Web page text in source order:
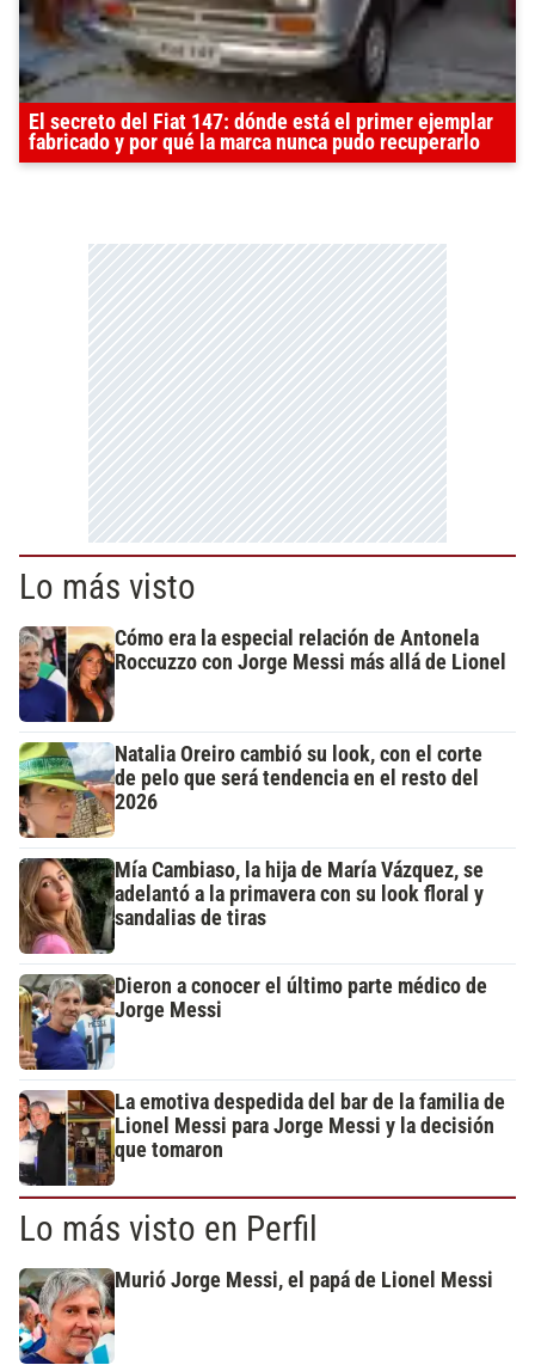
El secreto del Fiat 147: dónde está el primer ejemplar
fabricado y por qué la marca nunca pudo recuperarlo
Lo más visto
Cómo era la especial relación de Antonela
Roccuzzo con Jorge Messi más allá de Lionel
Natalia Oreiro cambió su look, con el corte
de pelo que será tendencia en el resto del
2026
Mía Cambiaso, la hija de María Vázquez, se
adelantó a la primavera con su look floral y
sandalias de tiras
Dieron a conocer el último parte médico de
Jorge Messi
La emotiva despedida del bar de la familia de
Lionel Messi para Jorge Messi y la decisión
que tomaron
Lo más visto en Perfil
Murió Jorge Messi, el papá de Lionel Messi